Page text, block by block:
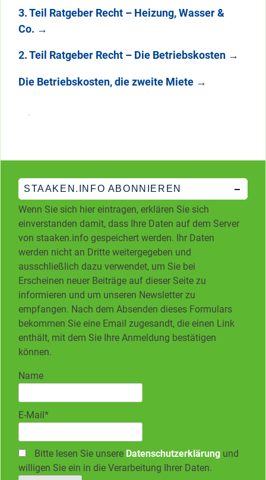
3. Teil Ratgeber Recht – Heizung, Wasser &
Co. →
2. Teil Ratgeber Recht – Die Betriebskosten →
Die Betriebskosten, die zweite Miete →
STAAKEN.INFO ABONNIEREN
Wenn Sie sich hier eintragen, erklären Sie sich
einverstanden damit, dass Ihre Daten auf dem Server
von staaken.info gespeichert werden. Ihr Daten
werden nicht an Dritte weitergegeben und
ausschließlich dazu verwendet, um Sie bei
Erscheinen neuer Beiträge auf dieser Seite zu
informieren und um unseren Newsletter zu
empfangen. Nach dem Absenden dieses Formulars
bekommen Sie eine Email zugesandt, die einen Link
enthält, mit dem Sie Ihre Anmeldung bestätigen
können.
Name
E-Mail*
Bitte lesen Sie unsere Datenschutzerklärung und
willigen Sie ein in die Verarbeitung Ihrer Daten.